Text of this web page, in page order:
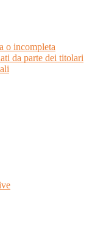
o incompleta
da parte dei titolari